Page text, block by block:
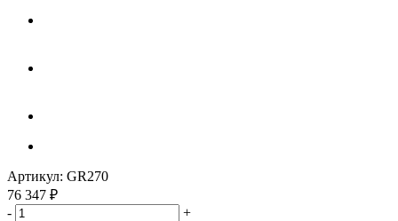
Артикул: GR270
76 347 ₽
-
+